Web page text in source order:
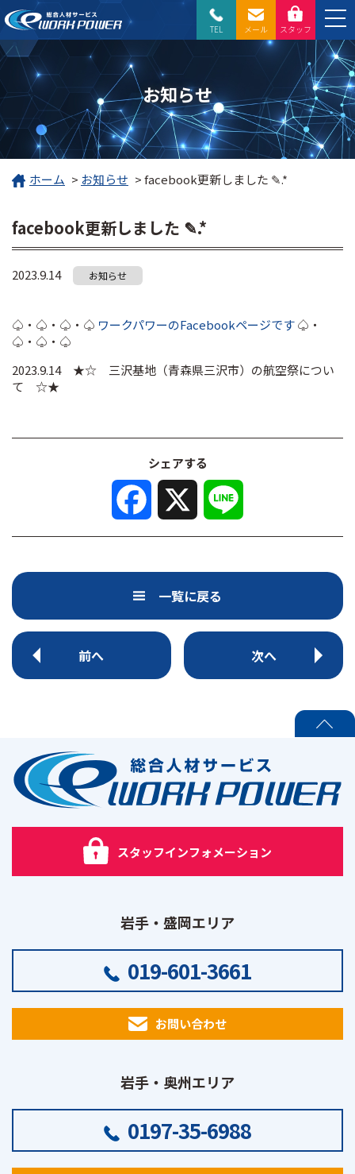
TEL メール スタッフ
お知らせ
ホーム > お知らせ >facebook更新しました ✎.*
facebook更新しました ✎.*
2023.9.14 お知らせ
♤・♤・♤・♤ ワークパワーのFacebookページです♤・
♤・♤・♤
2023.9.14 ★☆ 三沢基地（青森県三沢市）の航空祭につい
て ☆★
シェアする
F
b
k
X
一覧に戻る
前へ 次へ
スタッフインフォメーション
岩手・盛岡エリア
019-601-3661
お問い合わせ
岩手・奥州エリア
0197-35-6988